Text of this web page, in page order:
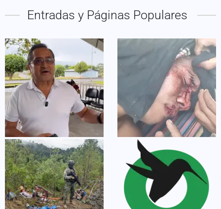
Entradas y Páginas Populares